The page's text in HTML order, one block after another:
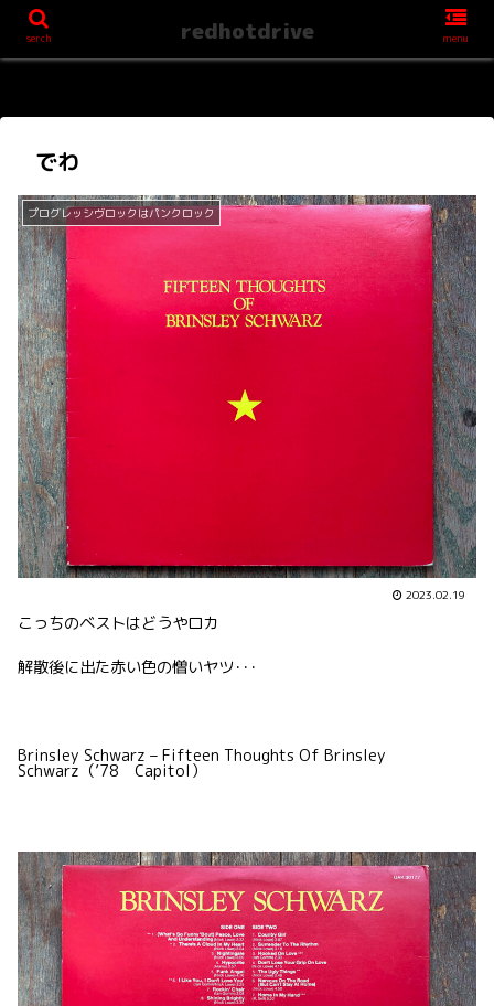
でわ
プログレッシヴロックはパンクロック
2023.02.19
こっちのベストはどうやロカ
解散後に出た赤い色の憎いヤツ･･･
Brinsley Schwarz – Fifteen Thoughts Of Brinsley
Schwarz（’78 Capitol）
serch redhotdrive menu